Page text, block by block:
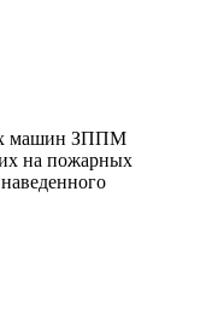
машин ЗППМ
на пожарных